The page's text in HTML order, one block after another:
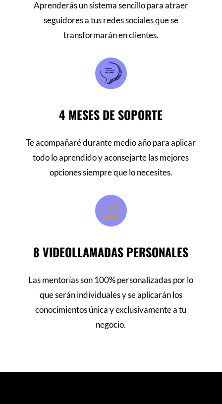
Aprenderás un sistema sencillo para atraer
seguidores a tus redes sociales que se
transformarán en clientes.
4 MESES DE SOPORTE
Te acompañaré durante medio año para aplicar
todo lo aprendido y aconsejarte las mejores
opciones siempre que lo necesites.
8 VIDEOLLAMADAS PERSONALES
Las mentorías son 100% personalizadas por lo
que serán individuales y se aplicarán los
conocimientos única y exclusivamente a tu
negocio.